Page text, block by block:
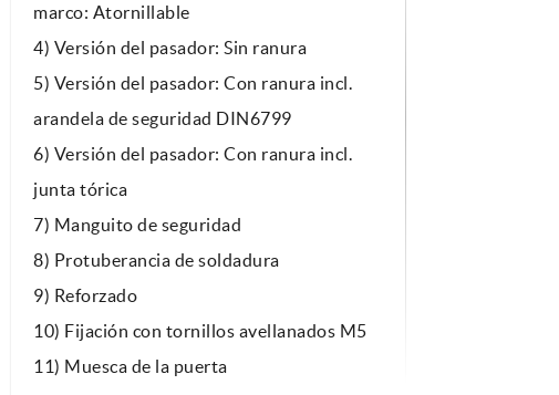
marco: Atornillable
4) Versión del pasador: Sin ranura
5) Versión del pasador: Con ranura incl.
arandela de seguridad DIN6799
6) Versión del pasador: Con ranura incl.
junta tórica
7) Manguito de seguridad
8) Protuberancia de soldadura
9) Reforzado
10) Fijación con tornillos avellanados M5
11) Muesca de la puerta